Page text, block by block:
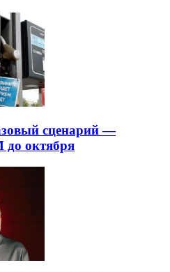
сценарий —
октября